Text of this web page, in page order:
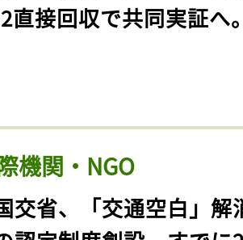
直接回収で共同実証へ
機関・NGO
交省、「交通空白」解